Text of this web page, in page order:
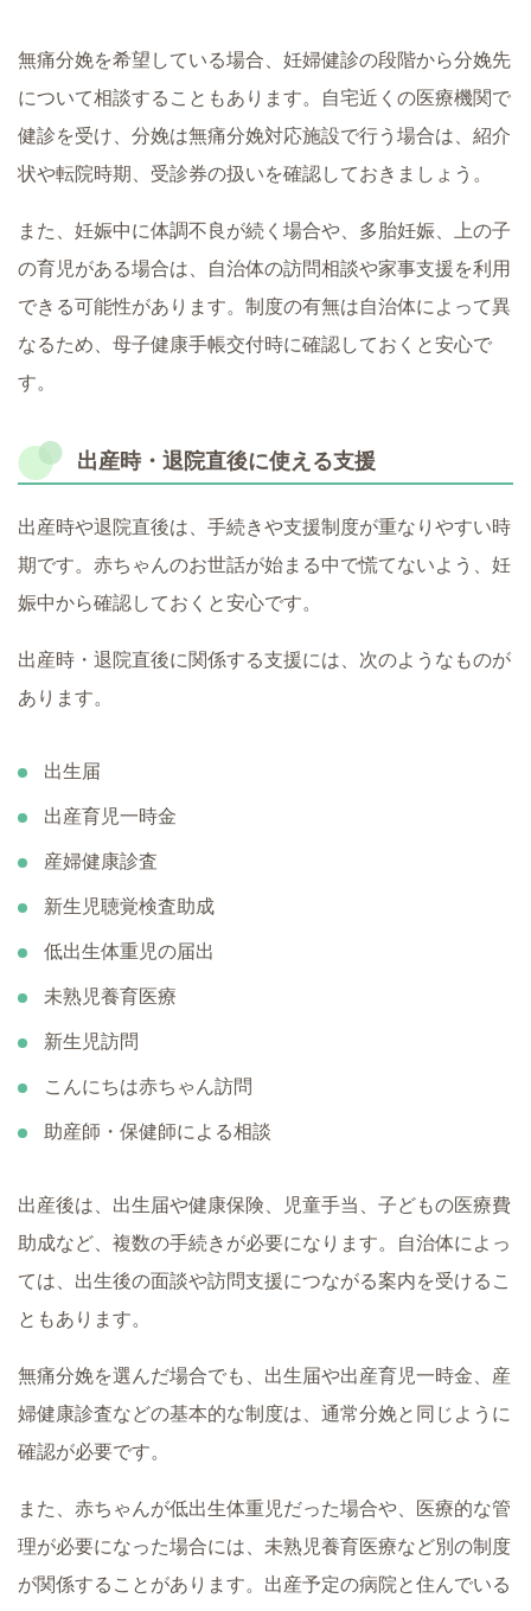
無痛分娩を希望している場合、妊婦健診の段階から分娩先
について相談することもあります。自宅近くの医療機関で
健診を受け、分娩は無痛分娩対応施設で行う場合は、紹介
状や転院時期、受診券の扱いを確認しておきましょう。
また、妊娠中に体調不良が続く場合や、多胎妊娠、上の子
の育児がある場合は、自治体の訪問相談や家事支援を利用
できる可能性があります。制度の有無は自治体によって異
なるため、母子健康手帳交付時に確認しておくと安心で
す。
出産時・退院直後に使える支援
出産時や退院直後は、手続きや支援制度が重なりやすい時
期です。赤ちゃんのお世話が始まる中で慌てないよう、妊
娠中から確認しておくと安心です。
出産時・退院直後に関係する支援には、次のようなものが
あります。
出生届
出産育児一時金
産婦健康診査
新生児聴覚検査助成
低出生体重児の届出
未熟児養育医療
新生児訪問
こんにちは赤ちゃん訪問
助産師・保健師による相談
出産後は、出生届や健康保険、児童手当、子どもの医療費
助成など、複数の手続きが必要になります。自治体によっ
ては、出生後の面談や訪問支援につながる案内を受けるこ
ともあります。
無痛分娩を選んだ場合でも、出生届や出産育児一時金、産
婦健康診査などの基本的な制度は、通常分娩と同じように
確認が必要です。
また、赤ちゃんが低出生体重児だった場合や、医療的な管
理が必要になった場合には、未熟児養育医療など別の制度
が関係することがあります。出産予定の病院と住んでいる